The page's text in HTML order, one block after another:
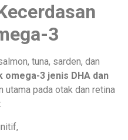
3
tuna, sarden, dan
omega-3 jenis DHA dan
utama pada otak dan retina